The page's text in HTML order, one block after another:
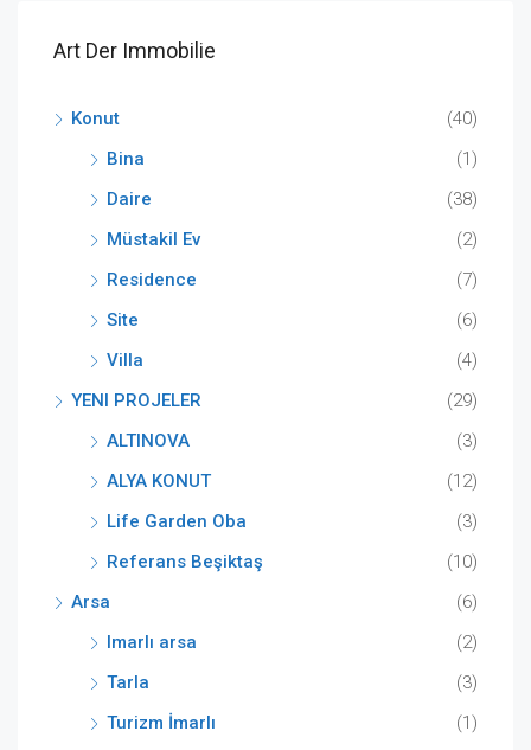
Art Der Immobilie
Konut
(40)
Bina
(1)
Daire
(38)
Müstakil Ev
(2)
Residence
(7)
Site
(6)
Villa
(4)
YENI PROJELER
(29)
ALTINOVA
(3)
ALYA KONUT
(12)
Life Garden Oba
(3)
Referans Beşiktaş
(10)
Arsa
(6)
Imarlı arsa
(2)
Tarla
(3)
Turizm İmarlı
(1)